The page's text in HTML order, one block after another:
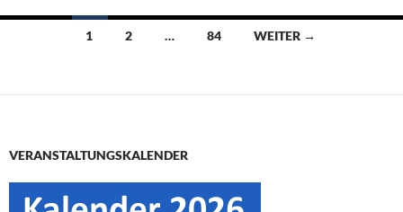
Beitragsnavigation
1 2 … 84 WEITER →
VERANSTALTUNGSKALENDER